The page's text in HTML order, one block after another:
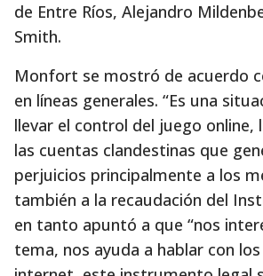
de Entre Ríos, Alejandro
Smith.
Monfort se mostró de acuerdo
en líneas generales. “Es una
llevar el control del juego online,
las cuentas clandestinas que
perjuicios principalmente a los
también a la recaudación del
en tanto apuntó a que “nos
tema, nos ayuda a hablar con